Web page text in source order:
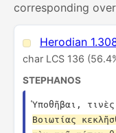
corresponding
Herodian
char LCS 136
STEPHANOS
Ὑποθῆβαι,
Βοιωτίας